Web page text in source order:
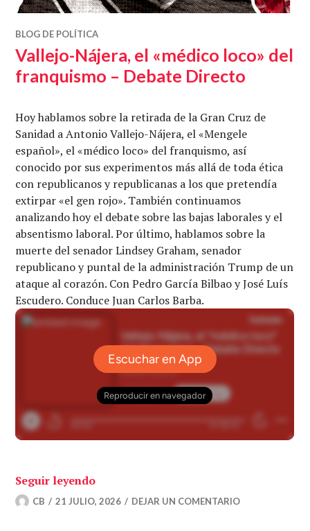
BLOG DE POLÍTICA
Vallejo-Nájera, el «médico loco» del
franquismo – Debate Directo
Hoy hablamos sobre la retirada de la Gran Cruz de
Sanidad a Antonio Vallejo-Nájera, el «Mengele
español», el «médico loco» del franquismo, así
conocido por sus experimentos más allá de toda ética
con republicanos y republicanas a los que pretendía
extirpar «el gen rojo». También continuamos
analizando hoy el debate sobre las bajas laborales y el
absentismo laboral. Por último, hablamos sobre la
muerte del senador Lindsey Graham, senador
republicano y puntal de la administración Trump de un
ataque al corazón. Con Pedro García Bilbao y José Luís
Escudero. Conduce Juan Carlos Barba.
Seguir leyendo«Vallejo-Nájera, el «médico loco» del
CB 21 JULIO, 2026 DEJAR UN COMENTARIO